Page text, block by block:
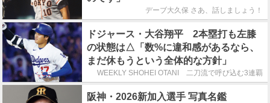
デーブ大久保 さあ、話しましょう！
ドジャース・大谷翔平 2本塁打も左膝
の状態は△「数%に違和感があるなら、
まだ休もうという全体的な方針」
WEEKLY SHOHEI OTANI 二刀流で呼び込む3連覇
阪神・2026新加入選手 写真名鑑